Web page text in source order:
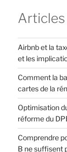
Airbnb et la
et les
Comment la
cartes de la
Optimisation
réforme du
Comprendre
B ne suffisent